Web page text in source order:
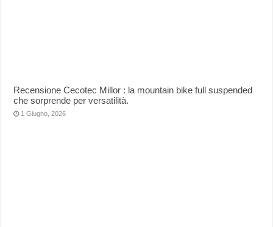
Recensione Cecotec Millor : la mountain bike full suspended
che sorprende per versatilità.
1 Giugno, 2026